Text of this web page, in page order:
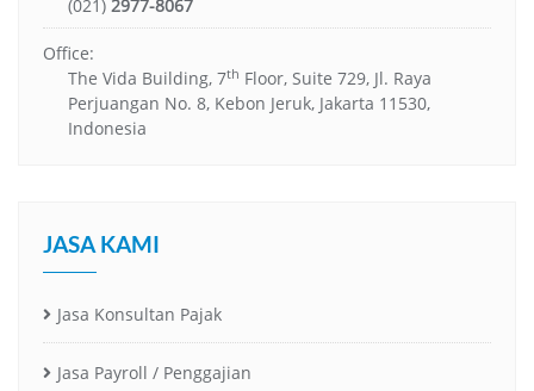
(021) 2977-8067
Office:
The Vida Building, 7th Floor, Suite 729, Jl. Raya
Perjuangan No. 8, Kebon Jeruk, Jakarta 11530,
Indonesia
JASA KAMI
Jasa Konsultan Pajak
Jasa Payroll / Penggajian